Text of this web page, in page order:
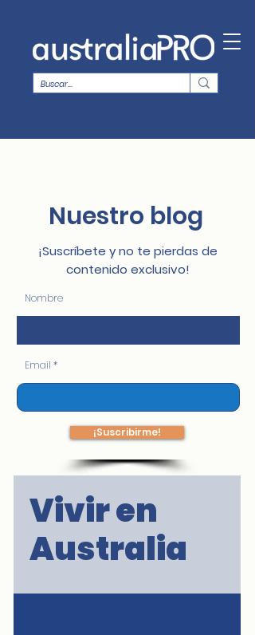
Nuestro blog
¡Suscríbete y no te pierdas de
contenido exclusivo!
Nombre
Email
¡Suscribirme!
Vivir en
Australia